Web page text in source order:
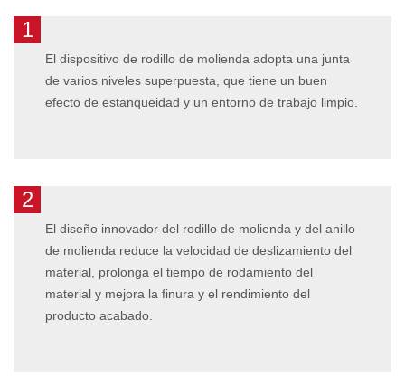
El dispositivo de rodillo de molienda adopta una junta
de varios niveles superpuesta, que tiene un buen
efecto de estanqueidad y un entorno de trabajo limpio.
1
El diseño innovador del rodillo de molienda y del anillo
de molienda reduce la velocidad de deslizamiento del
material, prolonga el tiempo de rodamiento del
material y mejora la finura y el rendimiento del
producto acabado.
2